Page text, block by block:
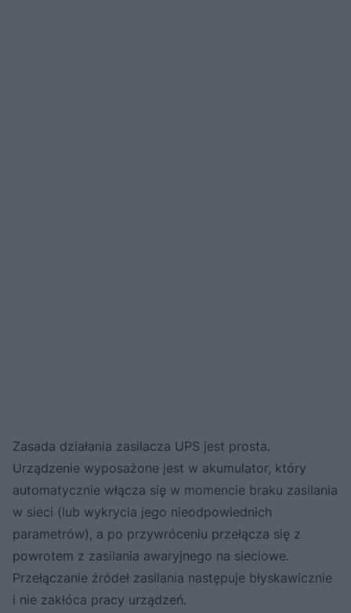
Zasada działania zasilacza UPS jest prosta.
Urządzenie wyposażone jest w akumulator, który
automatycznie włącza się w momencie braku zasilania
w sieci (lub wykrycia jego nieodpowiednich
parametrów), a po przywróceniu przełącza się z
powrotem z zasilania awaryjnego na sieciowe.
Przełączanie źródeł zasilania następuje błyskawicznie
i nie zakłóca pracy urządzeń.